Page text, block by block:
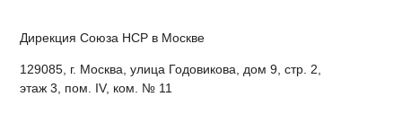
Дирекция Cоюза НСР в Москве
129085, г. Москва, улица Годовикова, дом 9, стр. 2,
этаж 3, пом. IV, ком. № 11